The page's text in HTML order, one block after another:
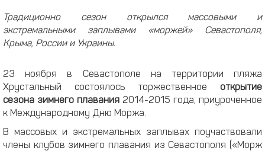
Традиционно сезон открылся массовыми и
экстремальными заплывами «моржей» Севастополя,
Крыма, России и Украины.
23 ноября в Севастополе на территории пляжа
Хрустальный состоялось торжественное открытие
сезона зимнего плавания 2014-2015 года, приуроченное
к Международному Дню Моржа.
В массовых и экстремальных заплывах поучаствовали
члены клубов зимнего плавания из Севастополя («Морж